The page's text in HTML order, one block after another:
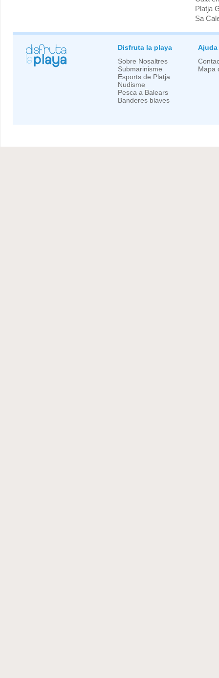
Platja
Sa
Disfruta la playa
Sobre Nosaltres
Submarinisme
Esports de Platja
Nudisme
Pesca a Balears
Banderes blaves
Ajuda
Mapa